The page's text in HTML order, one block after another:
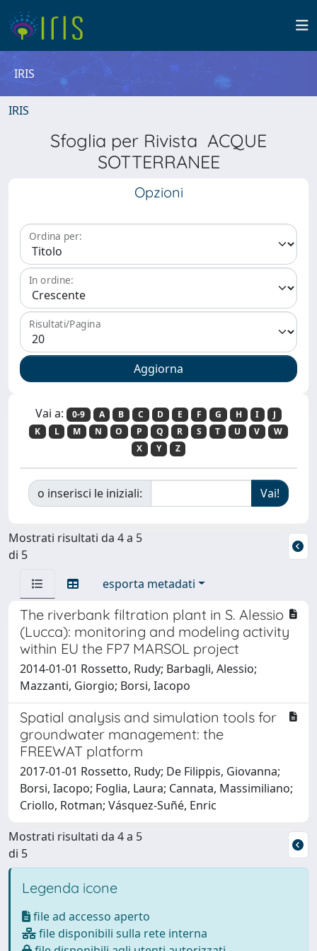
IRIS
IRIS
Sfoglia per Rivista ACQUE
SOTTERRANEE
Opzioni
Ordina per:
In ordine:
Risultati/Pagina
Vai a: 0-9 A B C D E F G H I
J
K
L M N O P Q R S T U V
W
X
Y Z
o inserisci le iniziali:
Mostrati risultati da 4 a 5
di 5
esporta metadati
The riverbank filtration plant in S. Alessio
(Lucca): monitoring and modeling activity
within EU the FP7 MARSOL project
2014-01-01 Rossetto, Rudy; Barbagli, Alessio;
Mazzanti, Giorgio; Borsi, Iacopo
Spatial analysis and simulation tools for
groundwater management: the
FREEWAT platform
2017-01-01 Rossetto, Rudy; De Filippis, Giovanna;
Borsi, Iacopo; Foglia, Laura; Cannata, Massimiliano;
Criollo, Rotman; Vásquez-Suñé, Enric
Mostrati risultati da 4 a 5
di 5
Legenda icone
file ad accesso aperto
file disponibili sulla rete interna